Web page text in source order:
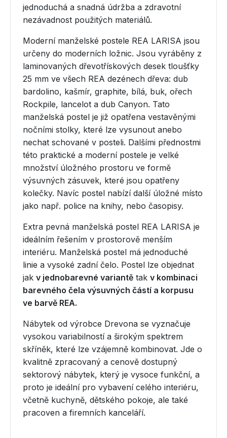
jednoduchá a snadná údržba a zdravotní
nezávadnost použitých materiálů.
Moderní manželské postele REA LARISA jsou
určeny do moderních ložnic. Jsou vyráběny z
laminovaných dřevotřískových desek tloušťky
25 mm ve všech REA dezénech dřeva: dub
bardolino, kašmír, graphite, bílá, buk, ořech
Rockpile, lancelot a dub Canyon. Tato
manželská postel je již opatřena vestavěnými
nočními stolky, které lze vysunout anebo
nechat schované v posteli. Dalšími přednostmi
této praktické a moderní postele je velké
množství úložného prostoru ve formě
výsuvných zásuvek, které jsou opatřeny
kolečky. Navíc postel nabízí další úložné místo
jako např. police na knihy, nebo časopisy.
Extra pevná manželská postel REA LARISA je
ideálním řešením v prostorově menším
interiéru. Manželská postel má jednoduché
linie a vysoké zadní čelo. Postel lze objednat
jak v jednobarevné variantě tak v kombinaci
barevného čela výsuvných částí a korpusu
ve barvě REA.
Nábytek od výrobce Drevona se vyznačuje
vysokou variabilností a širokým spektrem
skříněk, které lze vzájemně kombinovat. Jde o
kvalitně zpracovaný a cenově dostupný
sektorový nábytek, který je vysoce funkční, a
proto je ideální pro vybavení celého interiéru,
včetně kuchyně, dětského pokoje, ale také
pracoven a firemních kanceláří.